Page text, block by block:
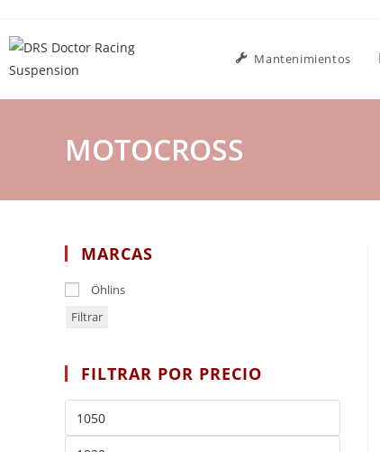
Mantenimientos
MOTOCROSS
MARCAS
Öhlins
Filtrar
FILTRAR POR PRECIO